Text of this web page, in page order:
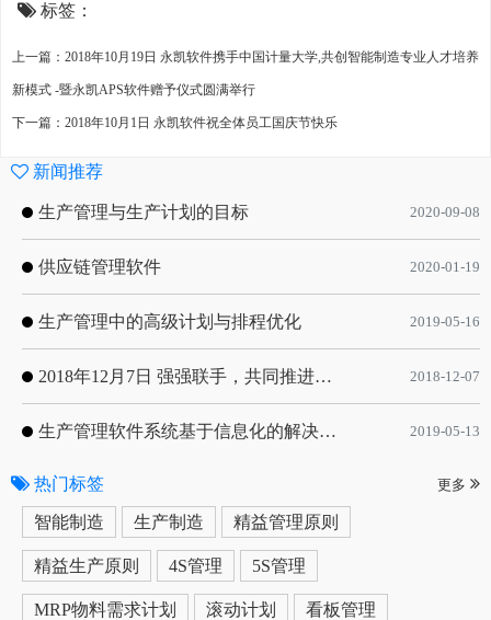
标签：
上一篇：2018年10月19日 永凯软件携手中国计量大学,共创智能制造专业人才培养
新模式 -暨永凯APS软件赠予仪式圆满举行
下一篇：2018年10月1日 永凯软件祝全体员工国庆节快乐
新闻推荐
生产管理与生产计划的目标 2020-09-08
供应链管理软件 2020-01-19
生产管理中的高级计划与排程优化 2019-05-16
2018年12月7日 强强联手，共同推进电子器件领域APS应用典范 风华高科生产自动化工业互联网应用项目-APS项目启动会 2018-12-07
生产管理软件系统基于信息化的解决方案 2019-05-13
热门标签 更多
智能制造 生产制造 精益管理原则
精益生产原则 4S管理 5S管理
MRP物料需求计划 滚动计划 看板管理